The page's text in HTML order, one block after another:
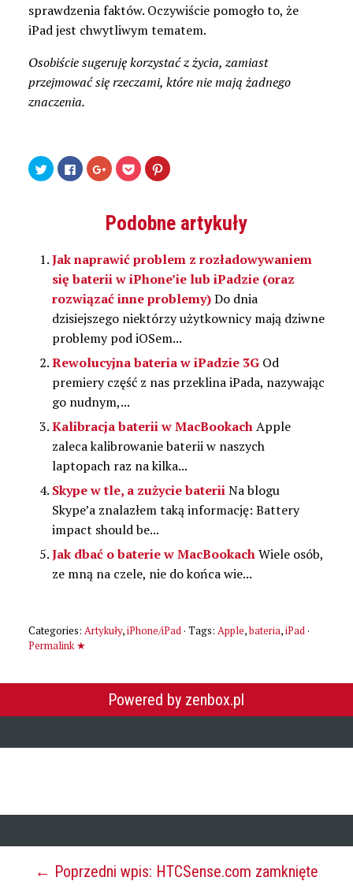
sprawdzenia faktów. Oczywiście pomogło to, że
iPad jest chwytliwym tematem.
Osobiście sugeruję korzystać z życia, zamiast
przejmować się rzeczami, które nie mają żadnego
znaczenia.
Udostępnij
na
Twitterze(Otwiera
Kliknij,
aby
udostępnić
nowym
Kliknij,
aby
udostępnić
(Otwiera
się
w
oknie)
Kliknij
by
udostępnić
Pocket(Otwiera
się
w
Udostępniej
na
oknie)
Podobne artykuły
Jak naprawić problem z rozładowywaniem
się baterii w iPhone’ie lub iPadzie (oraz
rozwiązać inne problemy)Do dnia
dzisiejszego niektórzy użytkownicy mają dziwne
problemy pod iOSem...
Rewolucyjna bateria w iPadzie 3G Od
premiery część z nas przeklina iPada, nazywając
go nudnym,...
Kalibracja baterii w MacBookachApple
zaleca kalibrowanie baterii w naszych
laptopach raz na kilka...
Skype w tle, a zużycie bateriiNa blogu
Skype’a znalazłem taką informację: Battery
impact should be...
Jak dbać o baterie w MacBookachWiele osób,
ze mną na czele, nie do końca wie...
Categories: Artykuły,iPhone/iPad· Tags: Apple,bateria,iPad·
Permalink ★
Powered by zenbox.pl
← Poprzedni wpis: HTCSense.com zamknięte